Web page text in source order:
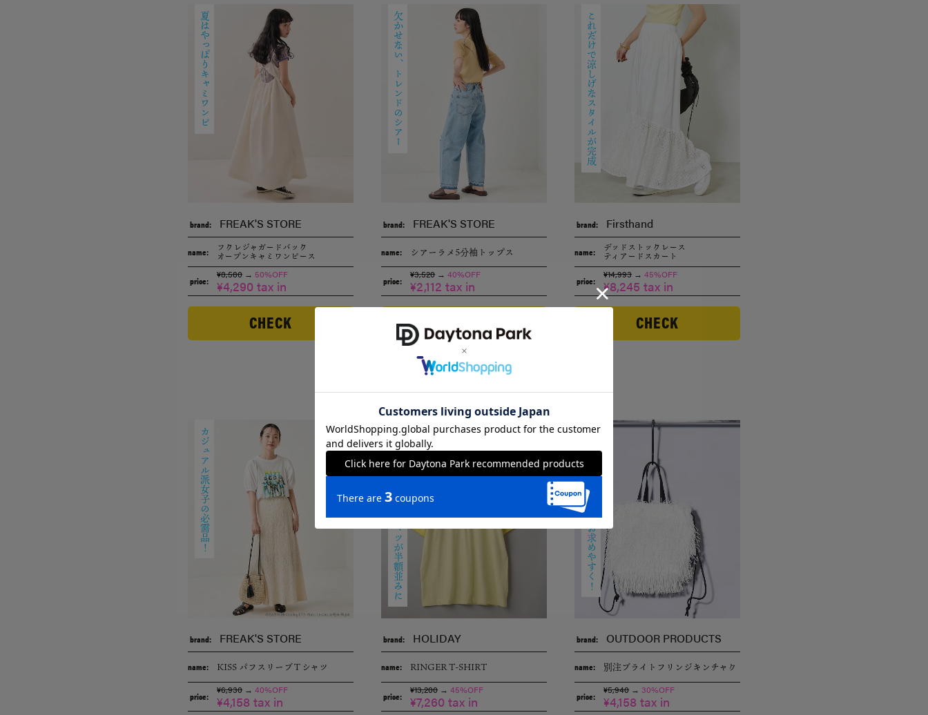
夏はやっぱりキャミワンピ
brand: FREAK'S STORE
name: フクレジャガードバック
オープンキャミワンピース
price:
¥8,580 → 50%OFF
¥4,290 tax in
CHECK
欠かせない、トレンドのシアー
brand: FREAK'S STORE
name: シアーラメ5分袖トップス
price:
¥3,520 →40%OFF
¥2,112 tax in
CHECK
これだけで涼しげなスタイルが完成
brand: Firsthand
name: デッドストックレース
ティアードスカート
price:
¥14,993 →45%OFF
¥8,245 tax in
CHECK
カジュアル派女子の必需品！
brand: FREAK'S STORE
name: KISS パフスリーブＴシャツ
price:
¥6,930 →40%OFF
¥4,158 tax in
HOLIDAY
の
シャツが半額並みに
brand: HOLIDAY
name: RINGER T-SHIRT
price:
¥13,200 →45%OFF
¥7,260 tax in
毎年大人気のバッグがお求めやすく！
brand: OUTDOOR PRODUCTS
name: 別注ブライトフリンジキンチャク
price:
¥5,940 → 30%OFF
¥4,158 tax in